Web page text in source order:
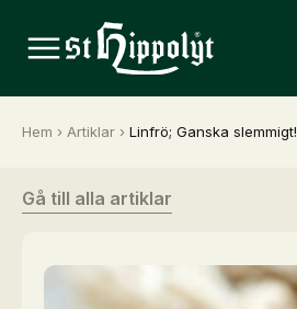
Hem › Artiklar › Linfrö; Ganska slemmigt!
Gå till alla artiklar